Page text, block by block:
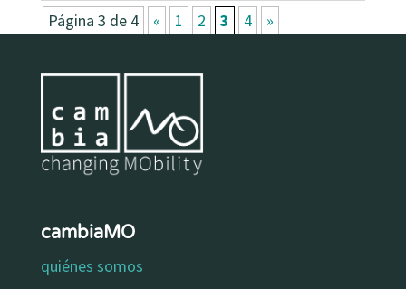
Página 3 de 4 « 1 2 3 4 »
cambiaMO
quiénes somos